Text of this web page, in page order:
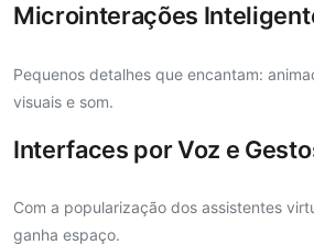
Microinterações
Pequenos detalhes que encantam:
visuais e som.
Interfaces por Voz e
Com a popularização dos assistentes
ganha espaço.